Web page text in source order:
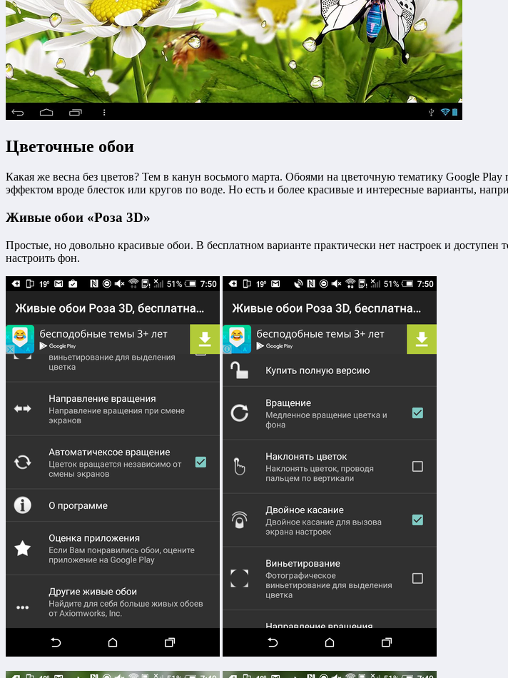
Цветочные обои
Какая же весна без цветов? Тем в канун восьмого марта. Обоями на цветочную тематику Google
эффектом вроде блесток или кругов по воде. Но есть и более красивые и интересные варианты,
Живые обои «Роза 3D»
Простые, но довольно красивые обои. В бесплатном варианте практически нет настроек и
настроить фон.